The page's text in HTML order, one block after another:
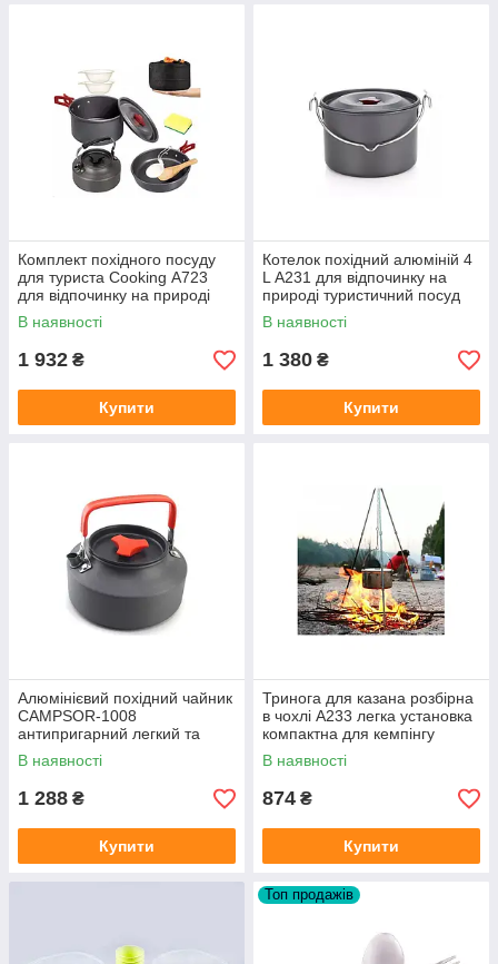
Комплект похідного посуду
для туриста Cooking А723
для відпочинку на природі
або подорожі
В наявності
1 932 ₴
Купити
Котелок похідний алюміній 4
L А231 для відпочинку на
природі туристичний посуд
В наявності
1 380 ₴
Купити
Алюмінієвий похідний чайник
CAMPSOR-1008
антипригарний легкий та
компактний для туристів
В наявності
1 288 ₴
Купити
Тринога для казана розбірна
в чохлі A233 легка установка
компактна для кемпінгу
пікніка біля вогнища
В наявності
874 ₴
Купити
Топ продажів